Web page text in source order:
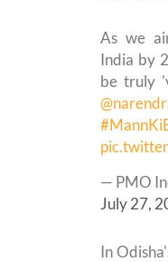
As we
India by
be truly
— PMO
July 27,
In